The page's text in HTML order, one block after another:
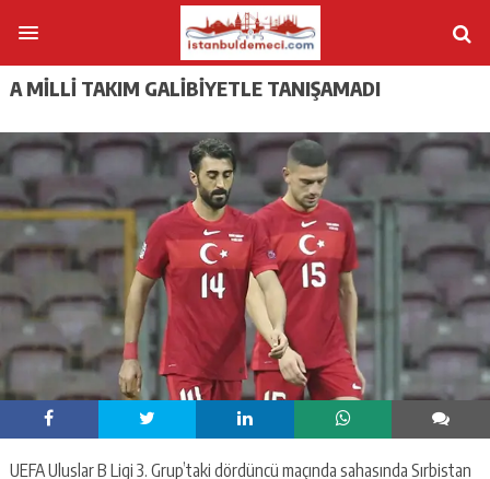
A MILLI TAKIM GALIBIYETLE TANIŞAMADI
UEFA Uluslar B Ligi 3. Grup’taki dördüncü maçında sahasında Sırbistan